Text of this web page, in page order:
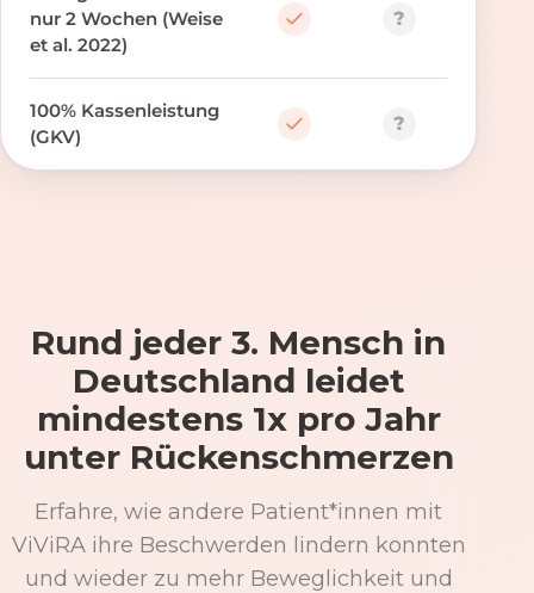
nur 2 Wochen (Weise
et al. 2022)
?
100% Kassenleistung
(GKV)
?
Rund jeder 3. Mensch in
Deutschland leidet
mindestens 1x pro Jahr
unter Rückenschmerzen
Erfahre, wie andere Patient*innen mit
ViViRA ihre Beschwerden lindern konnten
und wieder zu mehr Beweglichkeit und